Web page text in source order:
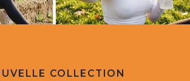
COLLECTION